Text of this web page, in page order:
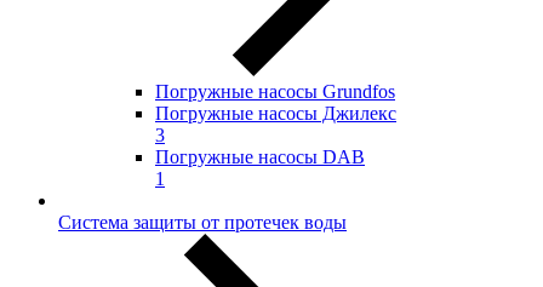
Погружные насосы Grundfos
Погружные насосы Джилекс
3
Погружные насосы DAB
1
Система защиты от протечек воды